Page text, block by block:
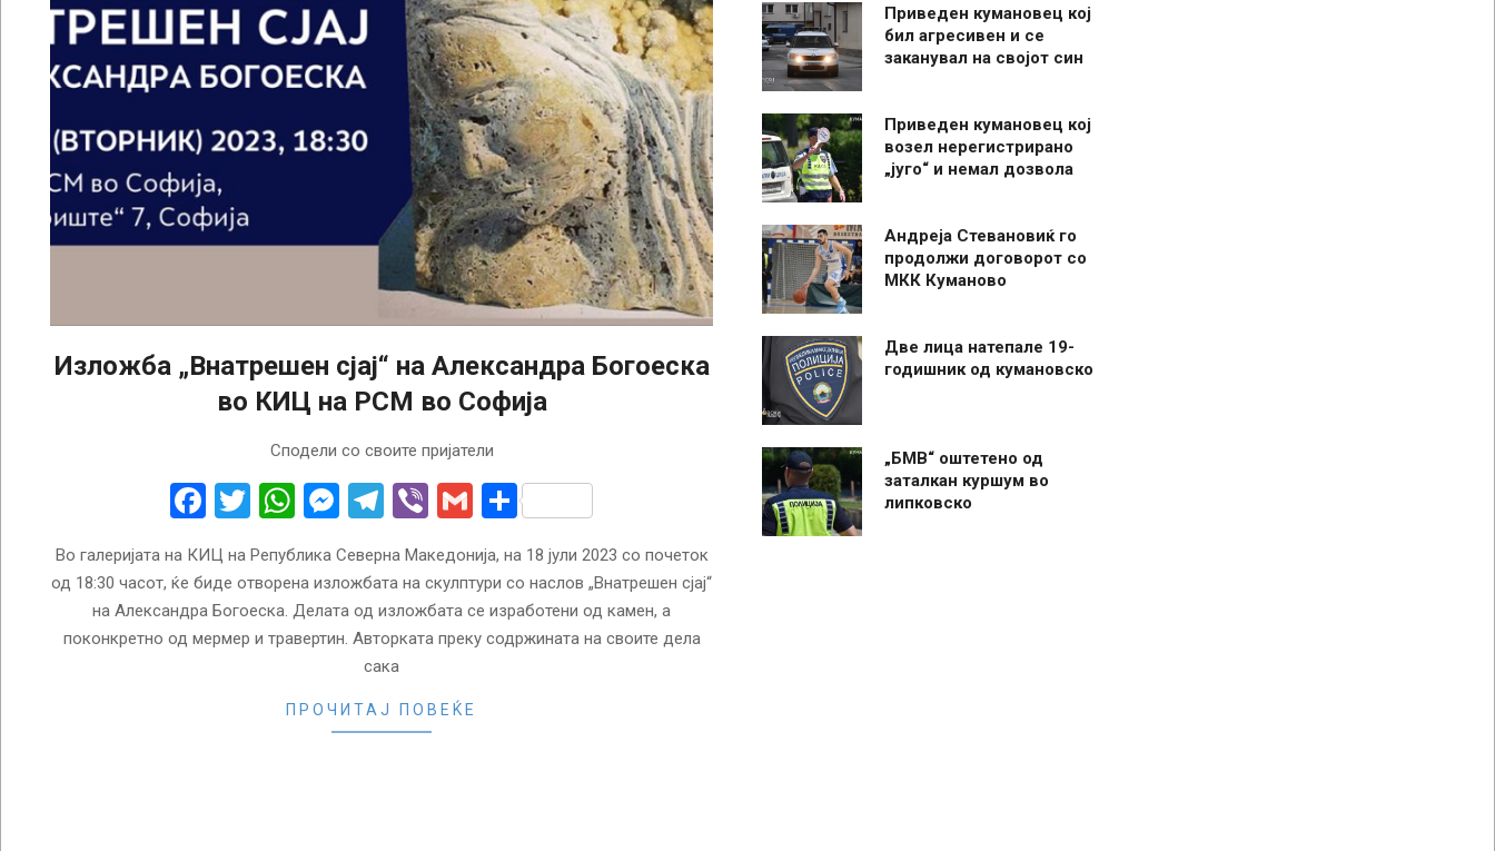
Изложба „Внатрешен сјај“ на Александра Богоеска
во КИЦ на РСМ во Софија
Сподели со своите пријатели
Facebook
Twitter
WhatsApp
Messenger
Telegram
ViberGmailShare
Во галеријата на КИЦ на Република Северна Македонија, на 18 јули 2023 со почеток
од 18:30 часот, ќе биде отворена изложбата на скулптури со наслов „Внатрешен сјај“
на Александра Богоеска. Делата од изложбата се изработени од камен, а
поконкретно од мермер и травертин. Авторката преку содржината на своите дела
сака
ПРОЧИТАЈ ПОВЕЌЕ
Приведен кумановец кој
бил агресивен и се
заканувал на својот син
Приведен кумановец кој
возел нерегистрирано
„југо“ и немал дозвола
Андреја Стевановиќ го
продолжи договорот со
МКК Куманово
Две лица натепале 19-
годишник од кумановско
„БМВ“ оштетено од
заталкан куршум во
липковско